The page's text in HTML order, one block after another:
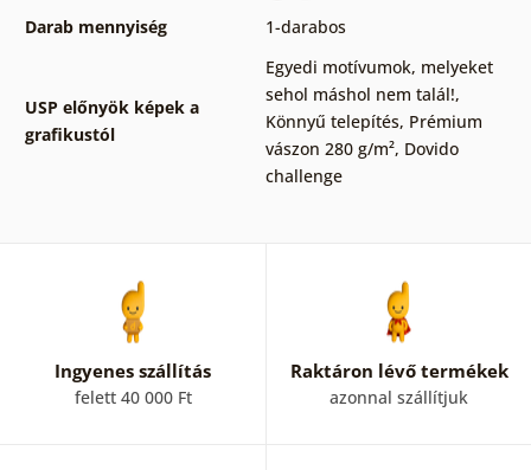
Darab mennyiség
1-darabos
USP előnyök képek a
grafikustól
Egyedi motívumok, melyeket
sehol máshol nem talál!,
Könnyű telepítés, Prémium
vászon 280 g/m², Dovido
challenge
Ingyenes szállítás
felett 40 000 Ft
Raktáron lévő termékek
azonnal szállítjuk